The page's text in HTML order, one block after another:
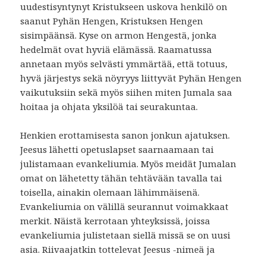
uudestisyntynyt Kristukseen uskova henkilö on
saanut Pyhän Hengen, Kristuksen Hengen
sisimpäänsä. Kyse on armon Hengestä, jonka
hedelmät ovat hyviä elämässä. Raamatussa
annetaan myös selvästi ymmärtää, että totuus,
hyvä järjestys sekä nöyryys liittyvät Pyhän Hengen
vaikutuksiin sekä myös siihen miten Jumala saa
hoitaa ja ohjata yksilöä tai seurakuntaa.
Henkien erottamisesta sanon jonkun ajatuksen.
Jeesus lähetti opetuslapset saarnaamaan tai
julistamaan evankeliumia. Myös meidät Jumalan
omat on lähetetty tähän tehtävään tavalla tai
toisella, ainakin olemaan lähimmäisenä.
Evankeliumia on välillä seurannut voimakkaat
merkit. Näistä kerrotaan yhteyksissä, joissa
evankeliumia julistetaan siellä missä se on uusi
asia. Riivaajatkin tottelevat Jeesus -nimeä ja